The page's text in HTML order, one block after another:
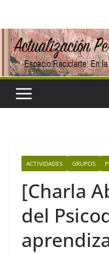
contenido
ACTIVIDADES GRUPOS
[Charla
del